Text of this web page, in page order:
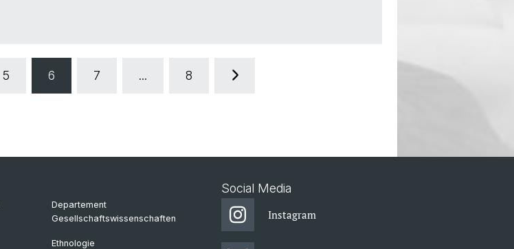
5 6 7 ... 8
Departement
Gesellschaftswissenschaften
Ethnologie
Social Media
Instagram